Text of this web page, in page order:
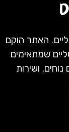
האתר הוקם
שמתאימים
ושירות